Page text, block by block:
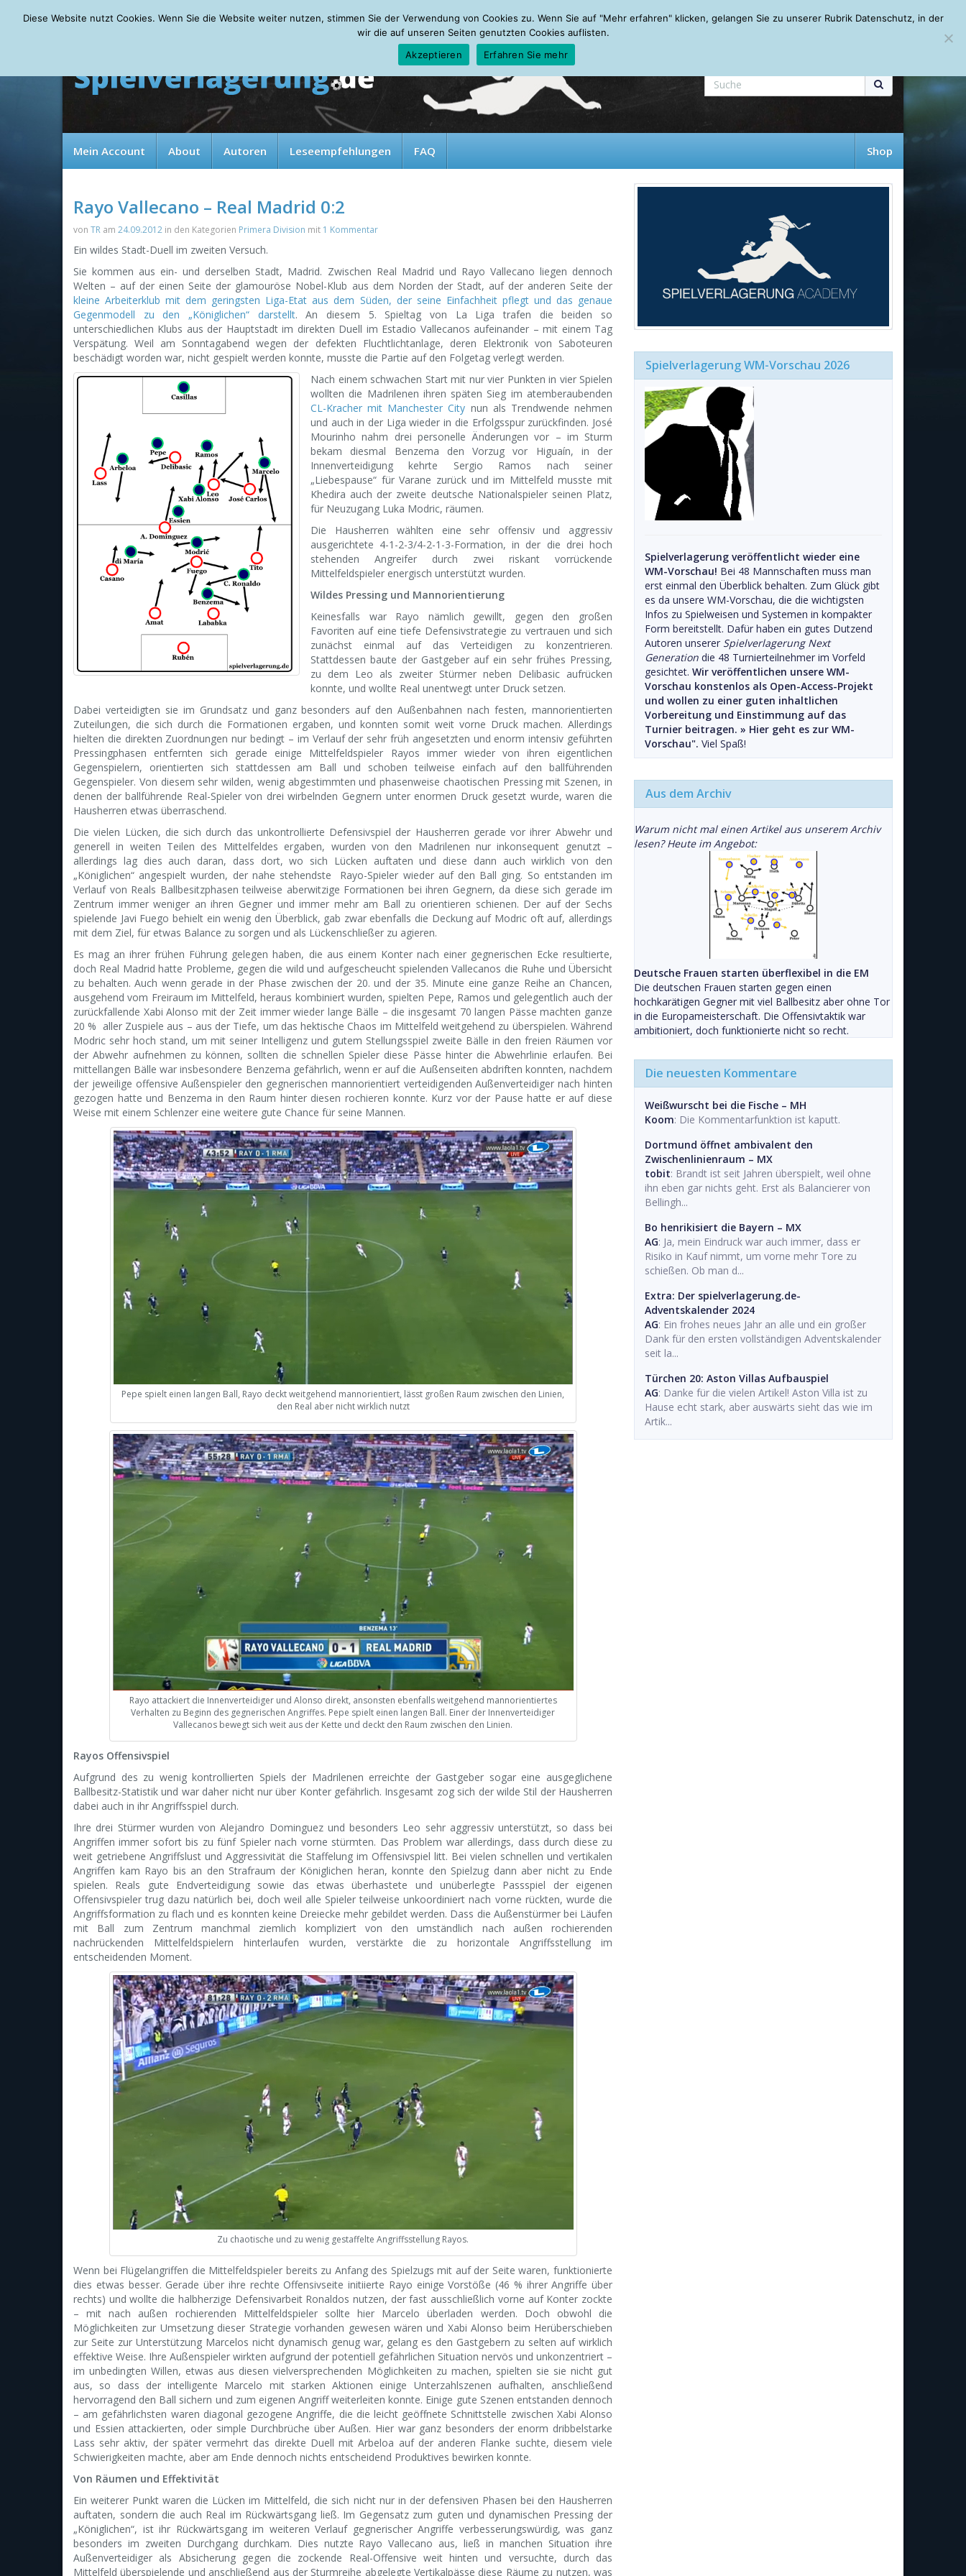
Thursday, 06.08.2026 Mein Account About Autoren Leseempfehlungen FAQ
Mein Account About Autoren Leseempfehlungen FAQ Shop
Rayo Vallecano – Real Madrid 0:2
von TR am 24.09.2012 in den Kategorien Primera Division mit 1 Kommentar
Ein wildes Stadt-Duell im zweiten Versuch.
Sie kommen aus ein- und derselben Stadt, Madrid. Zwischen Real Madrid und Rayo Vallecano liegen dennoch
Welten – auf der einen Seite der glamouröse Nobel-Klub aus dem Norden der Stadt, auf der anderen Seite der
kleine Arbeiterklub mit dem geringsten Liga-Etat aus dem Süden, der seine Einfachheit pflegt und das genaue
Gegenmodell zu den „Königlichen“ darstellt. An diesem 5. Spieltag von La Liga trafen die beiden so
unterschiedlichen Klubs aus der Hauptstadt im direkten Duell im Estadio Vallecanos aufeinander – mit einem Tag
Verspätung. Weil am Sonntagabend wegen der defekten Fluchtlichtanlage, deren Elektronik von Saboteuren
beschädigt worden war, nicht gespielt werden konnte, musste die Partie auf den Folgetag verlegt werden.
Nach einem schwachen Start mit nur vier Punkten in vier Spielen
wollten die Madrilenen ihren späten Sieg im atemberaubenden
CL-Kracher mit Manchester City nun als Trendwende nehmen
und auch in der Liga wieder in die Erfolgsspur zurückfinden. José
Mourinho nahm drei personelle Änderungen vor – im Sturm
bekam diesmal Benzema den Vorzug vor Higuaín, in der
Innenverteidigung kehrte Sergio Ramos nach seiner
„Liebespause“ für Varane zurück und im Mittelfeld musste mit
Khedira auch der zweite deutsche Nationalspieler seinen Platz,
für Neuzugang Luka Modric, räumen.
Die Hausherren wählten eine sehr offensiv und aggressiv
ausgerichtete 4-1-2-3/4-2-1-3-Formation, in der die drei hoch
stehenden Angreifer durch zwei riskant vorrückende
Mittelfeldspieler energisch unterstützt wurden.
Wildes Pressing und Mannorientierung
Keinesfalls war Rayo nämlich gewillt, gegen den großen
Favoriten auf eine tiefe Defensivstrategie zu vertrauen und sich
zunächst einmal auf das Verteidigen zu konzentrieren.
Stattdessen baute der Gastgeber auf ein sehr frühes Pressing,
zu dem Leo als zweiter Stürmer neben Delibasic aufrücken
konnte, und wollte Real unentwegt unter Druck setzen.
Dabei verteidigten sie im Grundsatz und ganz besonders auf den Außenbahnen nach festen, mannorientierten
Zuteilungen, die sich durch die Formationen ergaben, und konnten somit weit vorne Druck machen. Allerdings
hielten die direkten Zuordnungen nur bedingt – im Verlauf der sehr früh angesetzten und enorm intensiv geführten
Pressingphasen entfernten sich gerade einige Mittelfeldspieler Rayos immer wieder von ihren eigentlichen
Gegenspielern, orientierten sich stattdessen am Ball und schoben teilweise einfach auf den ballführenden
Gegenspieler. Von diesem sehr wilden, wenig abgestimmten und phasenweise chaotischen Pressing mit Szenen, in
denen der ballführende Real-Spieler von drei wirbelnden Gegnern unter enormen Druck gesetzt wurde, waren die
Hausherren etwas überraschend.
Die vielen Lücken, die sich durch das unkontrollierte Defensivspiel der Hausherren gerade vor ihrer Abwehr und
generell in weiten Teilen des Mittelfeldes ergaben, wurden von den Madrilenen nur inkonsequent genutzt –
allerdings lag dies auch daran, dass dort, wo sich Lücken auftaten und diese dann auch wirklich von den
„Königlichen“ angespielt wurden, der nahe stehendste Rayo-Spieler wieder auf den Ball ging. So entstanden im
Verlauf von Reals Ballbesitzphasen teilweise aberwitzige Formationen bei ihren Gegnern, da diese sich gerade im
Zentrum immer weniger an ihren Gegner und immer mehr am Ball zu orientieren schienen. Der auf der Sechs
spielende Javi Fuego behielt ein wenig den Überblick, gab zwar ebenfalls die Deckung auf Modric oft auf, allerdings
mit dem Ziel, für etwas Balance zu sorgen und als Lückenschließer zu agieren.
Es mag an ihrer frühen Führung gelegen haben, die aus einem Konter nach einer gegnerischen Ecke resultierte,
doch Real Madrid hatte Probleme, gegen die wild und aufgescheucht spielenden Vallecanos die Ruhe und Übersicht
zu behalten. Auch wenn gerade in der Phase zwischen der 20. und der 35. Minute eine ganze Reihe an Chancen,
ausgehend vom Freiraum im Mittelfeld, heraus kombiniert wurden, spielten Pepe, Ramos und gelegentlich auch der
zurückfallende Xabi Alonso mit der Zeit immer wieder lange Bälle – die insgesamt 70 langen Pässe machten ganze
20 % aller Zuspiele aus – aus der Tiefe, um das hektische Chaos im Mittelfeld weitgehend zu überspielen. Während
Modric sehr hoch stand, um mit seiner Intelligenz und gutem Stellungsspiel zweite Bälle in den freien Räumen vor
der Abwehr aufnehmen zu können, sollten die schnellen Spieler diese Pässe hinter die Abwehrlinie erlaufen. Bei
mittellangen Bälle war insbesondere Benzema gefährlich, wenn er auf die Außenseiten abdriften konnten, nachdem
der jeweilige offensive Außenspieler den gegnerischen mannorientiert verteidigenden Außenverteidiger nach hinten
gezogen hatte und Benzema in den Raum hinter diesen rochieren konnte. Kurz vor der Pause hatte er auf diese
Weise mit einem Schlenzer eine weitere gute Chance für seine Mannen.
Pepe spielt einen langen Ball, Rayo deckt weitgehend mannorientiert, lässt großen Raum zwischen den Linien,
den Real aber nicht wirklich nutzt
Rayo attackiert die Innenverteidiger und Alonso direkt, ansonsten ebenfalls weitgehend mannorientiertes
Verhalten zu Beginn des gegnerischen Angriffes. Pepe spielt einen langen Ball. Einer der Innenverteidiger
Vallecanos bewegt sich weit aus der Kette und deckt den Raum zwischen den Linien.
Rayos Offensivspiel
Aufgrund des zu wenig kontrollierten Spiels der Madrilenen erreichte der Gastgeber sogar eine ausgeglichene
Ballbesitz-Statistik und war daher nicht nur über Konter gefährlich. Insgesamt zog sich der wilde Stil der Hausherren
dabei auch in ihr Angriffsspiel durch.
Ihre drei Stürmer wurden von Alejandro Dominguez und besonders Leo sehr aggressiv unterstützt, so dass bei
Angriffen immer sofort bis zu fünf Spieler nach vorne stürmten. Das Problem war allerdings, dass durch diese zu
weit getriebene Angriffslust und Aggressivität die Staffelung im Offensivspiel litt. Bei vielen schnellen und vertikalen
Angriffen kam Rayo bis an den Strafraum der Königlichen heran, konnte den Spielzug dann aber nicht zu Ende
spielen. Reals gute Endverteidigung sowie das etwas überhastete und unüberlegte Passspiel der eigenen
Offensivspieler trug dazu natürlich bei, doch weil alle Spieler teilweise unkoordiniert nach vorne rückten, wurde die
Angriffsformation zu flach und es konnten keine Dreiecke mehr gebildet werden. Dass die Außenstürmer bei Läufen
mit Ball zum Zentrum manchmal ziemlich kompliziert von den umständlich nach außen rochierenden
nachrückenden Mittelfeldspielern hinterlaufen wurden, verstärkte die zu horizontale Angriffsstellung im
entscheidenden Moment.
Zu chaotische und zu wenig gestaffelte Angriffsstellung Rayos.
Wenn bei Flügelangriffen die Mittelfeldspieler bereits zu Anfang des Spielzugs mit auf der Seite waren, funktionierte
dies etwas besser. Gerade über ihre rechte Offensivseite initiierte Rayo einige Vorstöße (46 % ihrer Angriffe über
rechts) und wollte die halbherzige Defensivarbeit Ronaldos nutzen, der fast ausschließlich vorne auf Konter zockte
– mit nach außen rochierenden Mittelfeldspieler sollte hier Marcelo überladen werden. Doch obwohl die
Möglichkeiten zur Umsetzung dieser Strategie vorhanden gewesen wären und Xabi Alonso beim Herüberschieben
zur Seite zur Unterstützung Marcelos nicht dynamisch genug war, gelang es den Gastgebern zu selten auf wirklich
effektive Weise. Ihre Außenspieler wirkten aufgrund der potentiell gefährlichen Situation nervös und unkonzentriert –
im unbedingten Willen, etwas aus diesen vielversprechenden Möglichkeiten zu machen, spielten sie sie nicht gut
aus, so dass der intelligente Marcelo mit starken Aktionen einige Unterzahlszenen aufhalten, anschließend
hervorragend den Ball sichern und zum eigenen Angriff weiterleiten konnte. Einige gute Szenen entstanden dennoch
– am gefährlichsten waren diagonal gezogene Angriffe, die die leicht geöffnete Schnittstelle zwischen Xabi Alonso
und Essien attackierten, oder simple Durchbrüche über Außen. Hier war ganz besonders der enorm dribbelstarke
Lass sehr aktiv, der später vermehrt das direkte Duell mit Arbeloa auf der anderen Flanke suchte, diesem viele
Schwierigkeiten machte, aber am Ende dennoch nichts entscheidend Produktives bewirken konnte.
Von Räumen und Effektivität
Ein weiterer Punkt waren die Lücken im Mittelfeld, die sich nicht nur in der defensiven Phasen bei den Hausherren
auftaten, sondern die auch Real im Rückwärtsgang ließ. Im Gegensatz zum guten und dynamischen Pressing der
„Königlichen“, ist ihr Rückwärtsgang im weiteren Verlauf gegnerischer Angriffe verbesserungswürdig, was ganz
besonders im zweiten Durchgang durchkam. Dies nutzte Rayo Vallecano aus, ließ in manchen Situation ihre
Außenverteidiger als Absicherung gegen die zockende Real-Offensive weit hinten und versuchte, durch das
Mittelfeld überspielende und anschließend aus der Sturmreihe abgelegte Vertikalpässe diese Räume zu nutzen, was
Spielverlagerung WM-Vorschau 2026
Spielverlagerung veröffentlicht wieder eine
WM-Vorschau! Bei 48 Mannschaften muss man
erst einmal den Überblick behalten. Zum Glück gibt
es da unsere WM-Vorschau, die die wichtigsten
Infos zu Spielweisen und Systemen in kompakter
Form bereitstellt. Dafür haben ein gutes Dutzend
Autoren unserer Spielverlagerung Next
Generation die 48 Turnierteilnehmer im Vorfeld
gesichtet. Wir veröffentlichen unsere WM-
Vorschau konstenlos als Open-Access-Projekt
und wollen zu einer guten inhaltlichen
Vorbereitung und Einstimmung auf das
Turnier beitragen. » Hier geht es zur WM-
Vorschau". Viel Spaß!
Aus dem Archiv
Warum nicht mal einen Artikel aus unserem Archiv
lesen? Heute im Angebot:
Deutsche Frauen starten überflexibel in die EM
Die deutschen Frauen starten gegen einen
hochkarätigen Gegner mit viel Ballbesitz aber ohne Tor
in die Europameisterschaft. Die Offensivtaktik war
ambitioniert, doch funktionierte nicht so recht.
Die neuesten Kommentare
Weißwurscht bei die Fische – MH
Koom: Die Kommentarfunktion ist kaputt.
Dortmund öffnet ambivalent den
Zwischenlinienraum – MX
tobit: Brandt ist seit Jahren überspielt, weil ohne
ihn eben gar nichts geht. Erst als Balancierer von
Bellingh...
Bo henrikisiert die Bayern – MX
AG: Ja, mein Eindruck war auch immer, dass er
Risiko in Kauf nimmt, um vorne mehr Tore zu
schießen. Ob man d...
Extra: Der spielverlagerung.de-
Adventskalender 2024
AG: Ein frohes neues Jahr an alle und ein großer
Dank für den ersten vollständigen Adventskalender
seit la...
Türchen 20: Aston Villas Aufbauspiel
AG: Danke für die vielen Artikel! Aston Villa ist zu
Hause echt stark, aber auswärts sieht das wie im
Artik...
Diese Website nutzt Cookies. Wenn Sie die Website weiter nutzen, stimmen Sie der Verwendung von Cookies zu. Wenn Sie auf "Mehr erfahren" klicken, gelangen Sie zu unserer Rubrik Datenschutz, in der
wir die auf unseren Seiten genutzten Cookies auflisten.
Akzeptieren
Erfahren Sie mehr